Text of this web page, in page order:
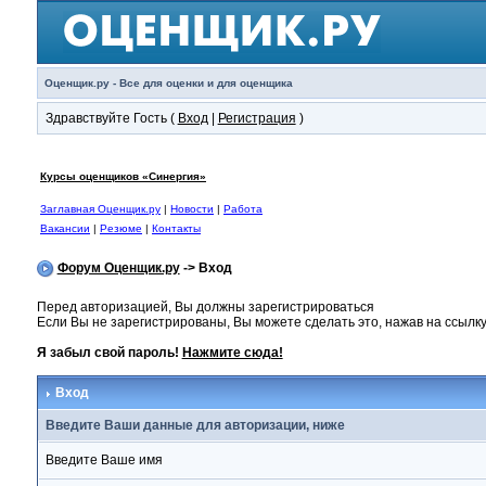
Оценщик.ру - Все для оценки и для оценщика
Здравствуйте Гость ( Вход| Регистрация )
Курсы оценщиков «Синергия»
Заглавная Оценщик.ру| Новости | Работа
Вакансии | Резюме | Контакты
Форум Оценщик.ру-> Вход
Перед авторизацией, Вы должны зарегистрироваться
Если Вы не зарегистрированы, Вы можете сделать это, нажав на
Я забыл свой пароль! Нажмите сюда!
Вход
Введите Ваши данные для авторизации, ниже
Введите Ваше имя